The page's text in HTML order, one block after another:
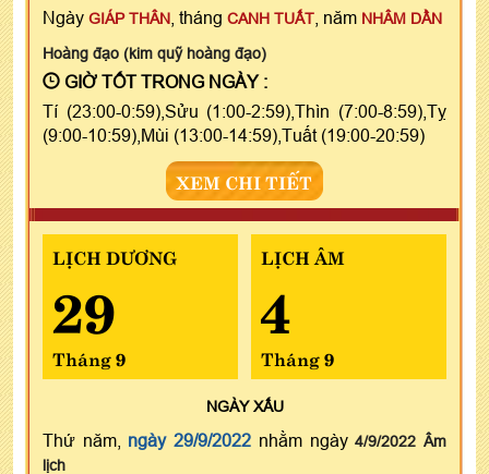
Ngày GIÁP THÂN , tháng CANH TUẤT , năm NHÂM DẦN
Hoàng đạo (kim quỹ hoàng đạo)
GIỜ TỐT TRONG NGÀY :
Tí (23:00-0:59),Sửu (1:00-2:59),Thìn (7:00-8:59),Tỵ
(9:00-10:59),Mùi (13:00-14:59),Tuất (19:00-20:59)
XEM CHI TIẾT
LỊCH DƯƠNG
29
Tháng 9
LỊCH ÂM
4
Tháng 9
NGÀYXẤU
Thứ năm, ngày 29/9/2022 nhằm ngày4/9/2022 Âm
lịch